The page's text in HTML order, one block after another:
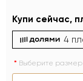
Купи сейчас,
4
Выберите размер